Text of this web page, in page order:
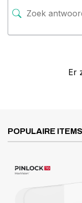
Er
POPULAIRE ITEMS